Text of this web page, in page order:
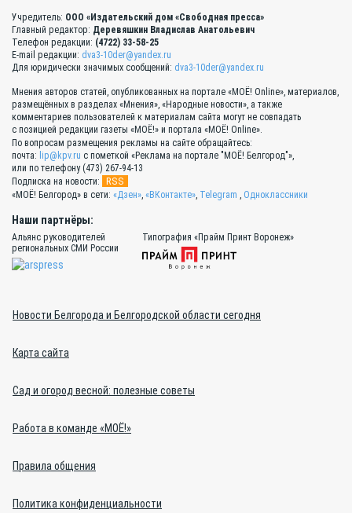
Учредитель: ООО «Издательский дом «Свободная пресса»
Главный редактор: Деревяшкин Владислав Анатольевич
Телефон редакции: (4722) 33-58-25
E-mail редакции: dva3-10der@yandex.ru
Для юридически значимых сообщений: dva3-10der@yandex.ru
Мнения авторов статей, опубликованных на портале «МОЁ! Online», материалов,
размещённых в разделах «Мнения», «Народные новости», а также
комментариев пользователей к материалам сайта могут не совпадать
с позицией редакции газеты «МОЁ!» и портала «МОЁ! Online».
По вопросам размещения рекламы на сайте обращайтесь:
почта: lip@kpv.ru с пометкой «Реклама на портале "МОЁ! Белгород"»,
или по телефону (473) 267-94-13
Подписка на новости:
RSS
«МОЁ! Белгород» в сети: «Дзен», «ВКонтакте», Telegram , Одноклассники
Наши партнёры:
Альянс руководителей
региональных СМИ России
Типография «Прайм Принт Воронеж»
Новости Белгорода и Белгородской области сегодня
Карта сайта
Сад и огород весной: полезные советы
Работа в команде «МОЁ!»
Правила общения
Политика конфиденциальности